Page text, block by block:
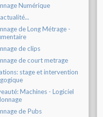
Numérique
de Long Métrage -
de clips
de court metrage
stage et intervention
Machines - Logiciel
de Pubs